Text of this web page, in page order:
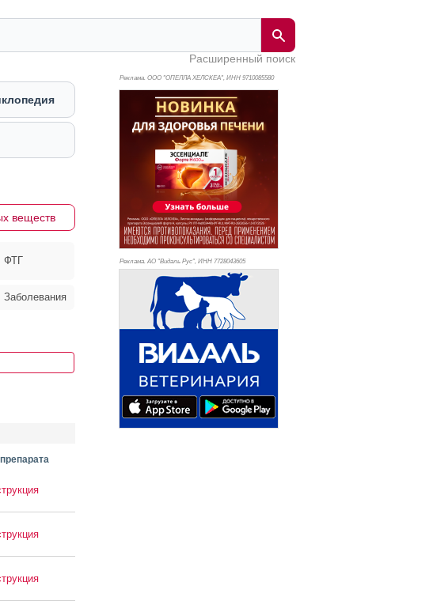
Расширенный поиск
веществ
ФТГ
Заболевания
Реклама. ООО "ОПЕЛЛА ХЕЛСКЕА", ИНН 9710085580
Реклама. АО "Видаль Рус", ИНН 7728043605